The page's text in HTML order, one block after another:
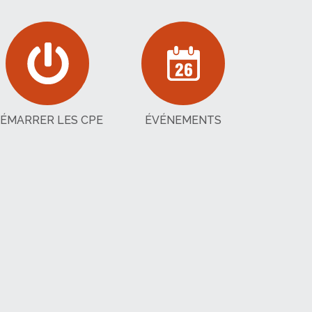
LES CPE ÉVÉNEMENTS